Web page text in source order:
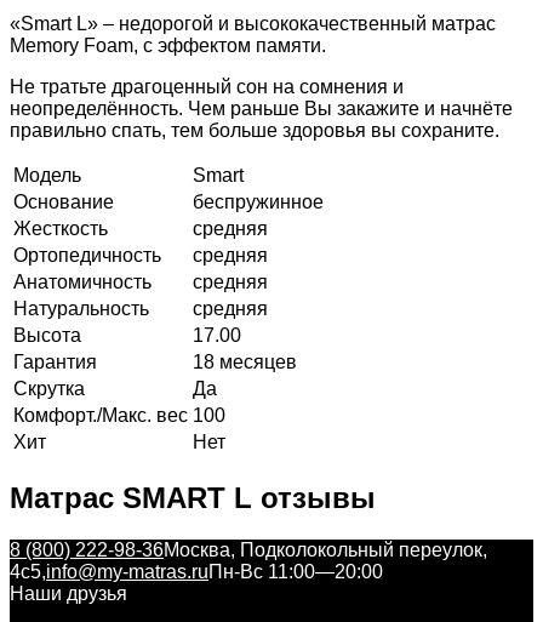
«Smart L» – недорогой и высококачественный матрас
Memory Foam, с эффектом памяти.
Не тратьте драгоценный сон на сомнения и
неопределённость. Чем раньше Вы закажите и начнёте
правильно спать, тем больше здоровья вы сохраните.
Модель
Smart
Основание
беспружинное
Жесткость
средняя
Ортопедичность
средняя
Анатомичность
средняя
Натуральность
средняя
Высота
17.00
Гарантия
18 месяцев
Скрутка
Да
Комфорт./Макс. вес 100
Хит
Нет
Матрас SMART L отзывы
8 (800) 222-98-36Москва, Подколокольный переулок,
4с5,info@my-matras.ruПн-Вс 11:00—20:00
Наши друзья